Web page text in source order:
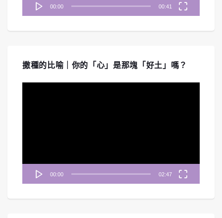
00:00 00:41
撒種的比喻｜你的「心」是那塊「好土」嗎？
00:00 02:47